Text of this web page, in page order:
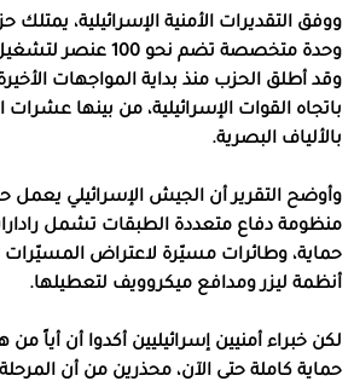
ووفق التقديرات الأمنية الإسرائيلية، يمتلك
وحدة متخصصة تضم نحو
باتجاه القوات الإسرائيلية، من بينها
بالألياف البصرية.
وأوضح التقرير أن الجيش الإسرائيلي يعمل
منظومة دفاع متعددة الطبقات تشمل
حماية، وطائرات مسيّرة لاعتراض المسيّرات
أنظمة ليزر ومدافع ميكروويف لتعطيلها.
لكن خبراء أمنيين إسرائيليين أكدوا أن أياً من
حماية كاملة حتى الآن، محذرين من أن